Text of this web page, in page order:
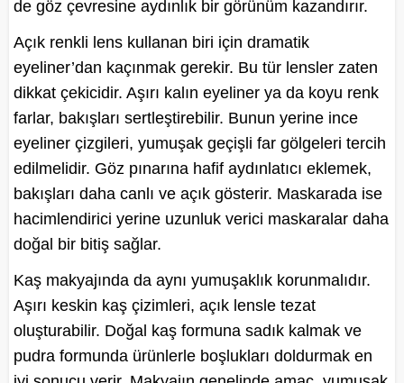
de göz çevresine aydınlık bir görünüm kazandırır.
Açık renkli lens kullanan biri için dramatik
eyeliner’dan kaçınmak gerekir. Bu tür lensler zaten
dikkat çekicidir. Aşırı kalın eyeliner ya da koyu renk
farlar, bakışları sertleştirebilir. Bunun yerine ince
eyeliner çizgileri, yumuşak geçişli far gölgeleri tercih
edilmelidir. Göz pınarına hafif aydınlatıcı eklemek,
bakışları daha canlı ve açık gösterir. Maskarada ise
hacimlendirici yerine uzunluk verici maskaralar daha
doğal bir bitiş sağlar.
Kaş makyajında da aynı yumuşaklık korunmalıdır.
Aşırı keskin kaş çizimleri, açık lensle tezat
oluşturabilir. Doğal kaş formuna sadık kalmak ve
pudra formunda ürünlerle boşlukları doldurmak en